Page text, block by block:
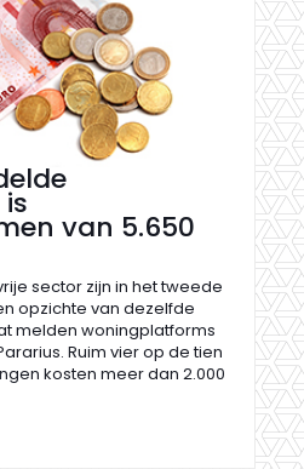
van 5.650
sector zijn in het tweede
opzichte van dezelfde
melden woningplatforms
Ruim vier op de tien
kosten meer dan 2.000